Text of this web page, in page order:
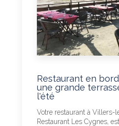
Restaurant en
une grande
l'été
Votre restaurant à Villers-
Restaurant Les Cygnes,